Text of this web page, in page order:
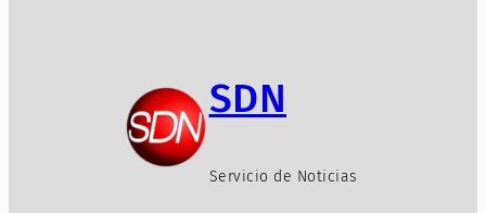
SDN
Servicio de Noticias